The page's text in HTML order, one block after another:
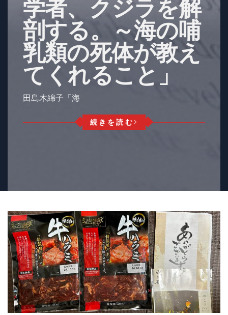
学者、クジラを解
剖する。～海の哺
乳類の死体が教え
てくれること」
田島木綿子「海
続きを読む